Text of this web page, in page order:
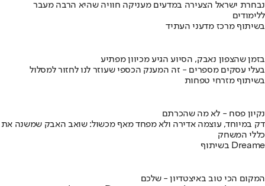
נבחרת ישראל הצעירה במדעים מעניקה חוויה שהיא הרבה מעבר
ללימודים
בשיתוף מרכז מדעני העתיד
בזמן שהצפון נאבק, הסיוע הגיע מכיוון מפתיע
בעלי עסקים מספרים - זה המענק הכספי שעוזר לנו לחזור למסלול
בשיתוף מזרחי טפחות
נקיון פסח - לא מה שהכרתם
דק במיוחד, עוצמה אדירה ולא מפחד מאף מכשול: שואב האבק שמשנה את
כללי המשחק
בשיתוף Dreame
המקום הכי טוב באיצטדיון - שלכם